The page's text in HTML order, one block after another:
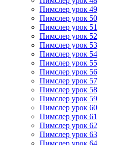
Пимслер урок 49
Пимслер урок 50
Пимслер урок 51
Пимслер урок 52
Пимслер урок 53
Пимслер урок 54
Пимслер урок 55
Пимслер урок 56
Пимслер урок 57
Пимслер урок 58
Пимслер урок 59
Пимслер урок 60
Пимслер урок 61
Пимслер урок 62
Пимслер урок 63
Пимслер урок 64